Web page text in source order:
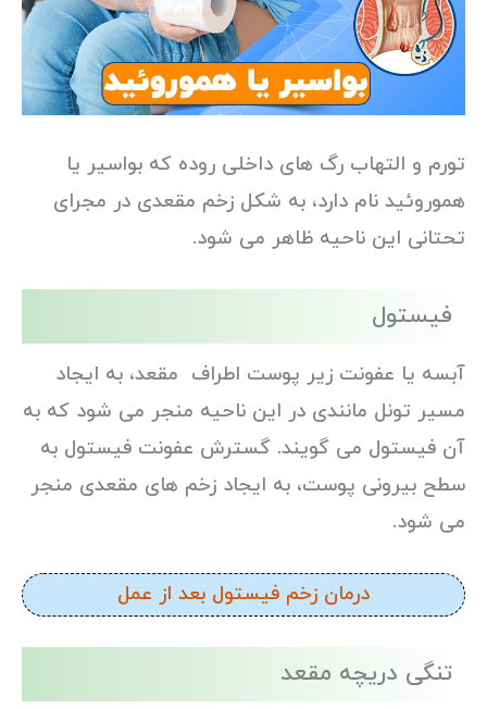
تورم و التهاب رگ های داخلی روده که بواسیر یا
هموروئید نام دارد، به شکل زخم مقعدی در مجرای
تحتانی این ناحیه ظاهر می شود.
فیستول
آبسه یا عفونت زیر پوست اطراف مقعد، به ایجاد
مسیر تونل مانندی در این ناحیه منجر می شود که به
آن فیستول می گویند. گسترش عفونت فیستول به
سطح بیرونی پوست، به ایجاد زخم های مقعدی منجر
می شود.
درمان زخم فیستول بعد از عمل
تنگی دریچه مقعد